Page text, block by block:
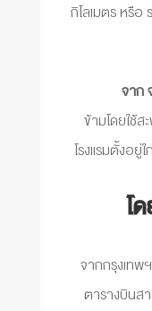
กิโลเมตร หรือ
จาก
ข้ามโดยใช้
โรงแรมตั้งอยู่
โ
จากกรุงเท
ตารางบินส